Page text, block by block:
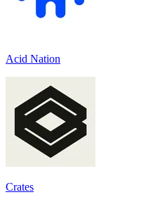
Acid Nation
Crates